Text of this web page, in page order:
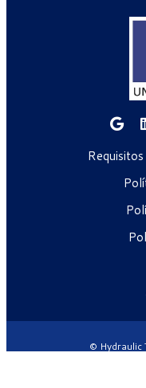
© Hydraulic